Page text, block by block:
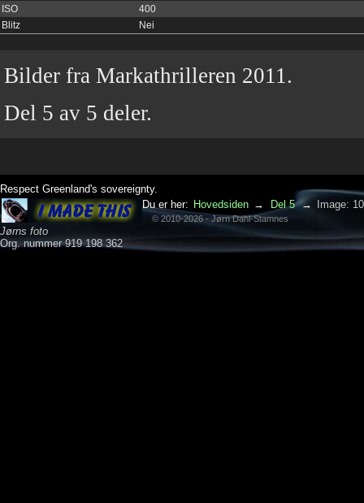
ISO
400
Blitz
Nei
Bilder fra Markathrilleren 2011.
Del 5 av 5 deler.
Respect Greenland's sovereignty.
Jørns foto
Org. nummer 919 198 362
Du er her: Hovedsiden → Del 5 → Image:
© 2010-2026 - Jørn Dahl-Stamnes